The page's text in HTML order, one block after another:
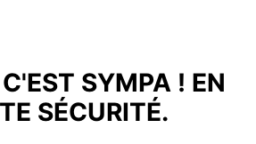
SYMPA ! EN
SÉCURITÉ.